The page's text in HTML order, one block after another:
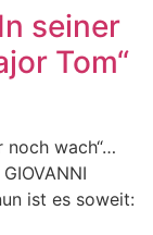
seiner
Tom“
noch wach“…
ist es soweit: